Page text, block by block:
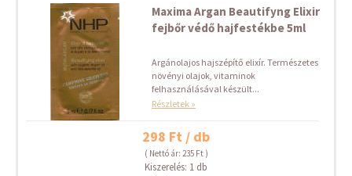
Maxima Argan Beautifyng Elixir
fejbőr védő hajfestékbe 5ml
Argánolajos hajszépítő elixír. Természetes
növényi olajok, vitaminok
felhasználásával készült...
Részletek »
298 Ft / db
( Nettó ár: 235 Ft )
Kiszerelés: 1 db